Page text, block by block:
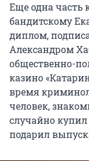
Еще одна часть
бандитскому
диплом,
Александром
общественно-
казино
время
человек,
случайно
подарил